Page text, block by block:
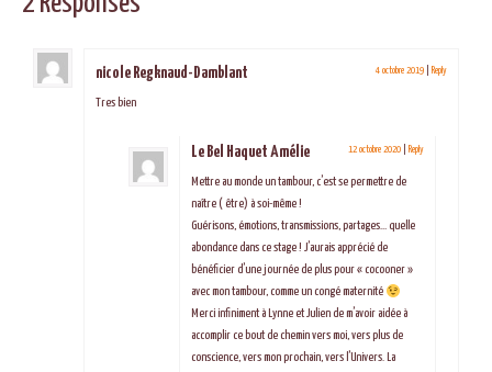
nicole Regknaud-Damblant 4 octobre 2019 Reply
Tres bien
Le Bel Haquet Amélie 12 octobre 2020 Reply
Mettre au monde un tambour, c’est se permettre de
naître ( être) à soi-même !
Guérisons, émotions, transmissions, partages… quelle
abondance dans ce stage ! J’aurais apprécié de
bénéficier d’une journée de plus pour « cocooner »
avec mon tambour, comme un congé maternité
Merci infiniment à Lynne et Julien de m’avoir aidée à
accomplir ce bout de chemin vers moi, vers plus de
conscience, vers mon prochain, vers l’Univers. La